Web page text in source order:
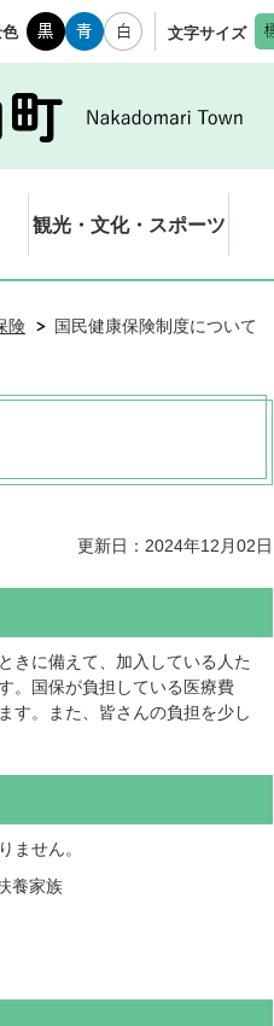
文字サイズ
観光・文化・スポーツ
険 国民健康保険制度について
更新日：2024年12月02日
きに備えて、加入している人た
。国保が負担している医療費
す。また、皆さんの負担を少し
ません。
養家族